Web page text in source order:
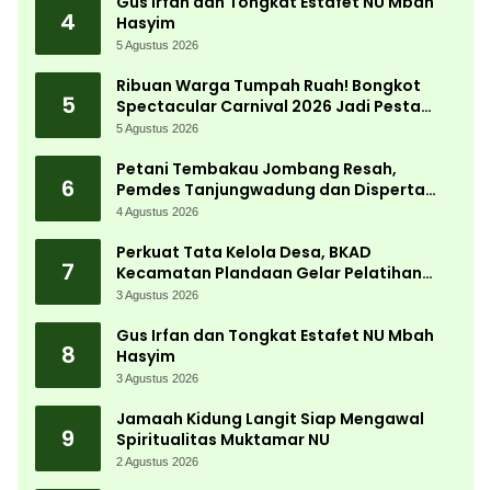
4
Hasyim
5 Agustus 2026
5
Ribuan Warga Tumpah Ruah! Bongkot
Spectacular Carnival 2026 Jadi Pesta
Kemerdekaan Terbesar di Peterongan
5 Agustus 2026
6
Petani Tembakau Jombang Resah,
Pemdes Tanjungwadung dan Disperta
Bergerak Cepat
4 Agustus 2026
7
Perkuat Tata Kelola Desa, BKAD
Kecamatan Plandaan Gelar Pelatihan
Aparatur Pemdes
3 Agustus 2026
8
Gus Irfan dan Tongkat Estafet NU Mbah
Hasyim
3 Agustus 2026
9
Jamaah Kidung Langit Siap Mengawal
Spiritualitas Muktamar NU
2 Agustus 2026